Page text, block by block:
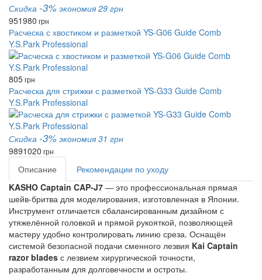
Скидка -3% экономия 29 грн
951980 грн
Расческа с хвостиком и разметкой YS-G06 Guide Comb
Y.S.Park Professional
805грн
Расческа для стрижки с разметкой YS-G33 Guide Comb
Y.S.Park Professional
Скидка -3% экономия 31 грн
9891020 грн
Описание
Рекомендации по уходу
KASHO Captain CAP-J7 — это профессиональная прямая
шейв-бритва для моделирования, изготовленная в Японии.
Инструмент отличается сбалансированным дизайном с
утяжелённой головкой и прямой рукояткой, позволяющей
мастеру удобно контролировать линию среза. Оснащён
системой безопасной подачи сменного лезвия Kai Captain
razor blades с лезвием хирургической точности,
разработанным для долговечности и остроты.